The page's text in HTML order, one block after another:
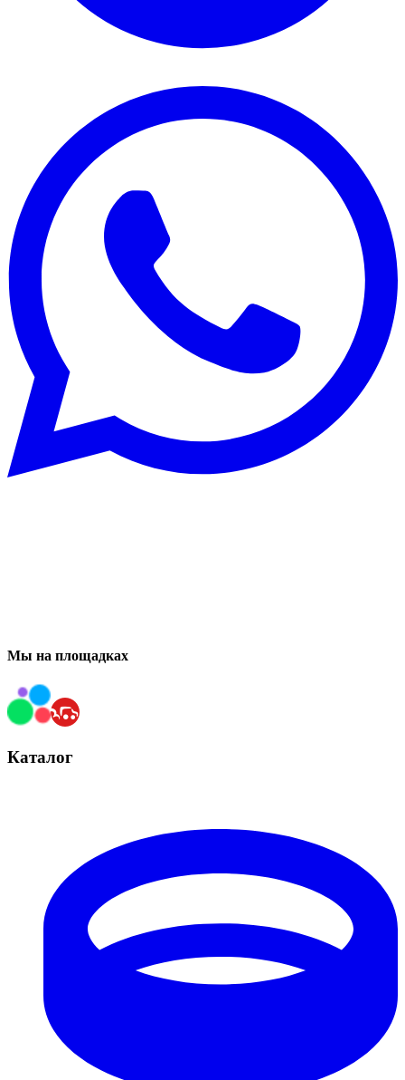
Мы на площадках
Каталог